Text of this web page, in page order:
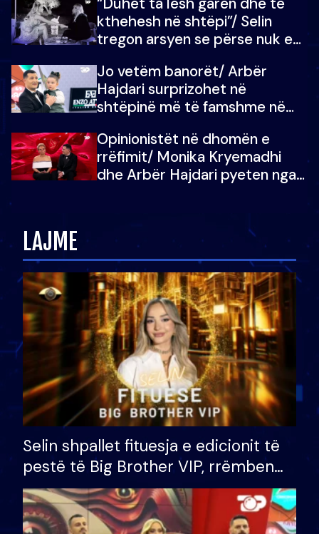
kthehesh në shtëpi”/ Selin
tregon arsyen se përse nuk e
çoja luftën time deri në fund
Jo vetëm banorët/ Arbër
Hajdari surprizohet në
shtëpinë më të famshme në
vajzën e tij
Opinionistët në dhomën e
rrëfimit/ Monika Kryemadhi
dhe Arbër Hajdari pyeten nga
LAJME
Selin shpallet fituesja e edicionit të
pestë të Big Brother VIP, rrëmben
çmimin e madh prej 100 mijë eurosh